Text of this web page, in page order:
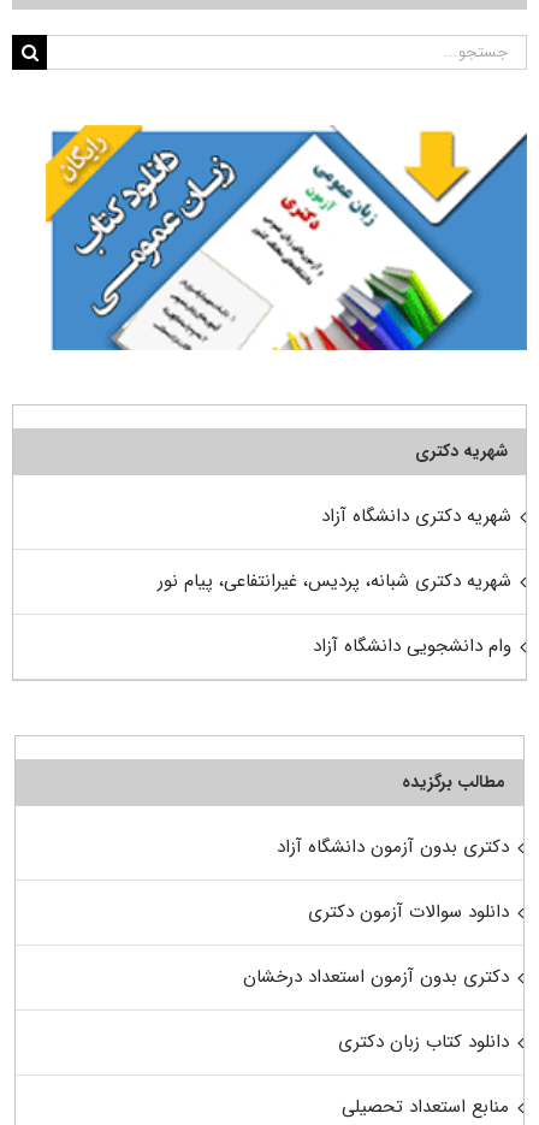
جستجو
شهریه دکتری
شهریه دکتری دانشگاه آزاد
شهریه دکتری شبانه، پردیس، غیرانتفاعی، پیام نور
وام دانشجویی دانشگاه آزاد
مطالب برگزیده
دکتری بدون آزمون دانشگاه آزاد
دانلود سوالات آزمون دکتری
دکتری بدون آزمون استعداد درخشان
دانلود کتاب زبان دکتری
منابع استعداد تحصیلی